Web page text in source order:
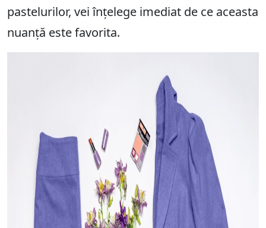
pastelurilor, vei înțelege imediat de ce aceasta
nuanță este favorita.